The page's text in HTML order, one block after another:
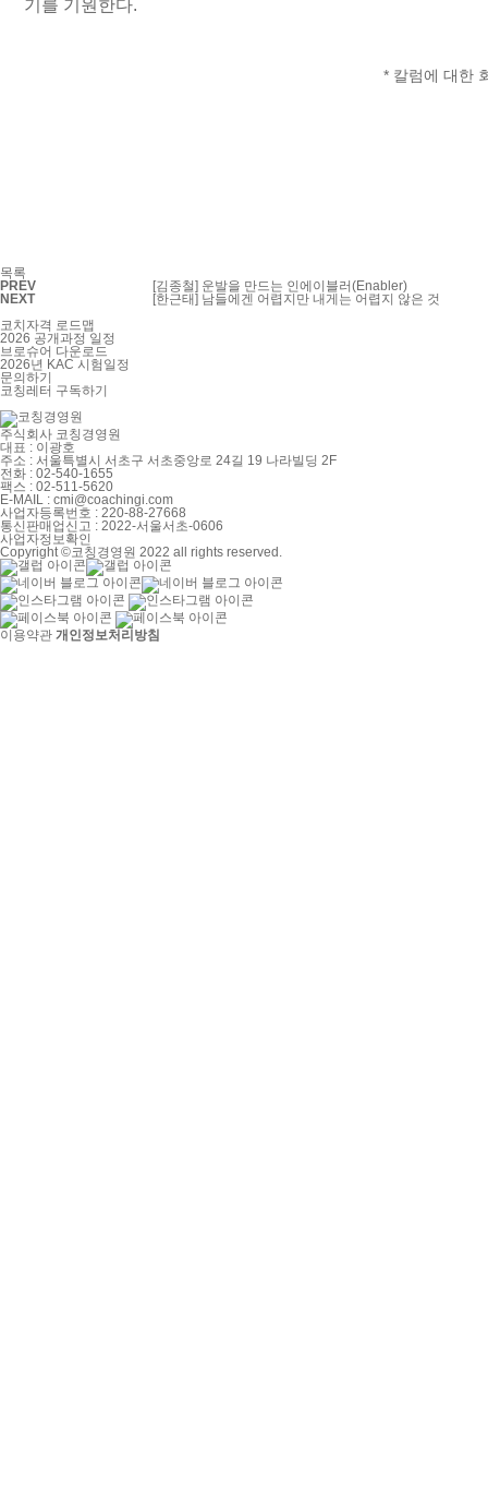
기를 기원한다.
* 칼럼에 대한
목록
PREV
[김종철] 운발을 만드는 인에이블러(Enabler)
NEXT
[한근태] 남들에겐 어렵지만 내게는 어렵지 않은 것
코치자격 로드맵
2026 공개과정 일정
브로슈어 다운로드
2026년 KAC 시험일정
문의하기
코칭레터 구독하기
주식회사 코칭경영원
대표 : 이광호
주소 : 서울특별시 서초구 서초중앙로 24길 19 나라빌딩 2F
전화 : 02-540-1655
팩스 : 02-511-5620
E-MAIL : cmi@coachingi.com
사업자등록번호 : 220-88-27668
통신판매업신고 : 2022-서울서초-0606
사업자정보확인
Copyright ©코칭경영원 2022 all rights reserved.
이용약관 개인정보처리방침